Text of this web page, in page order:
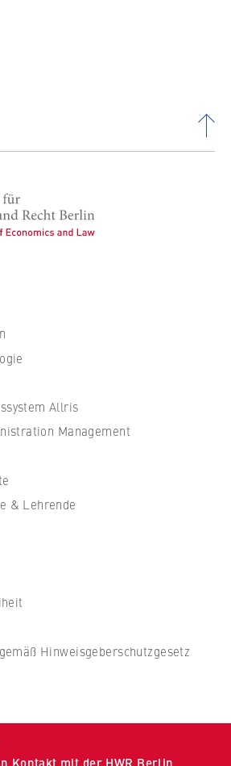
Allris
Management
& Lehrende
Hinweisgeberschutzgesetz
Kontakt mit der HWR Berlin